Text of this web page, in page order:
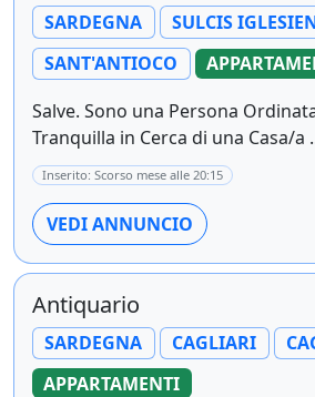
SARDEGNA
SULCIS
SANT'ANTIOCO
Salve. Sono una Persona
Tranquilla in Cerca di una Casa/a
Inserito: Scorso mese alle 20:15
VEDI ANNUNCIO
Antiquario
SARDEGNA CAGLIARI
APPARTAMENTI